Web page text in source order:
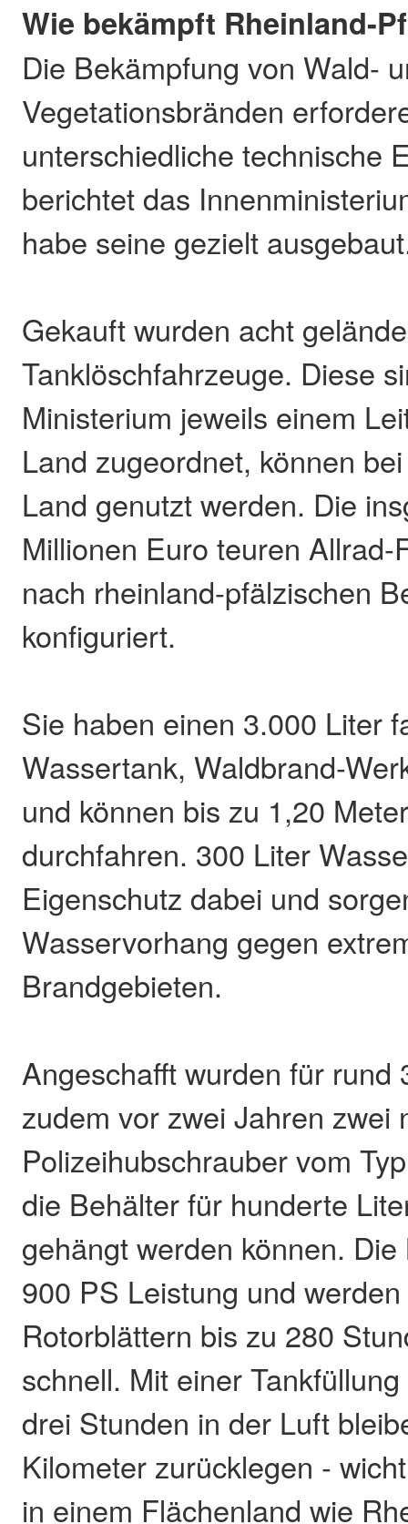
Wie bekämpft Rheinland-
Die Bekämpfung von Wald-
Vegetationsbränden
unterschiedliche technische
berichtet das
habe seine gezielt
Gekauft wurden acht
Tanklöschfahrzeuge. Diese
Ministerium jeweils einem
Land zugeordnet, können
Land genutzt werden. Die
Millionen Euro teuren
nach rheinland-pfälzischen
konfiguriert.
Sie haben einen 3.000 Liter
Wassertank, Waldbrand-
und können bis zu 1,20
durchfahren. 300 Liter
Eigenschutz dabei und
Wasservorhang gegen
Brandgebieten.
Angeschafft wurden für rund
zudem vor zwei Jahren zwei
Polizeihubschrauber vom
die Behälter für hunderte
gehängt werden können.
900 PS Leistung und
Rotorblättern bis zu 280
schnell. Mit einer
drei Stunden in der Luft
Kilometer zurücklegen -
in einem Flächenland wie